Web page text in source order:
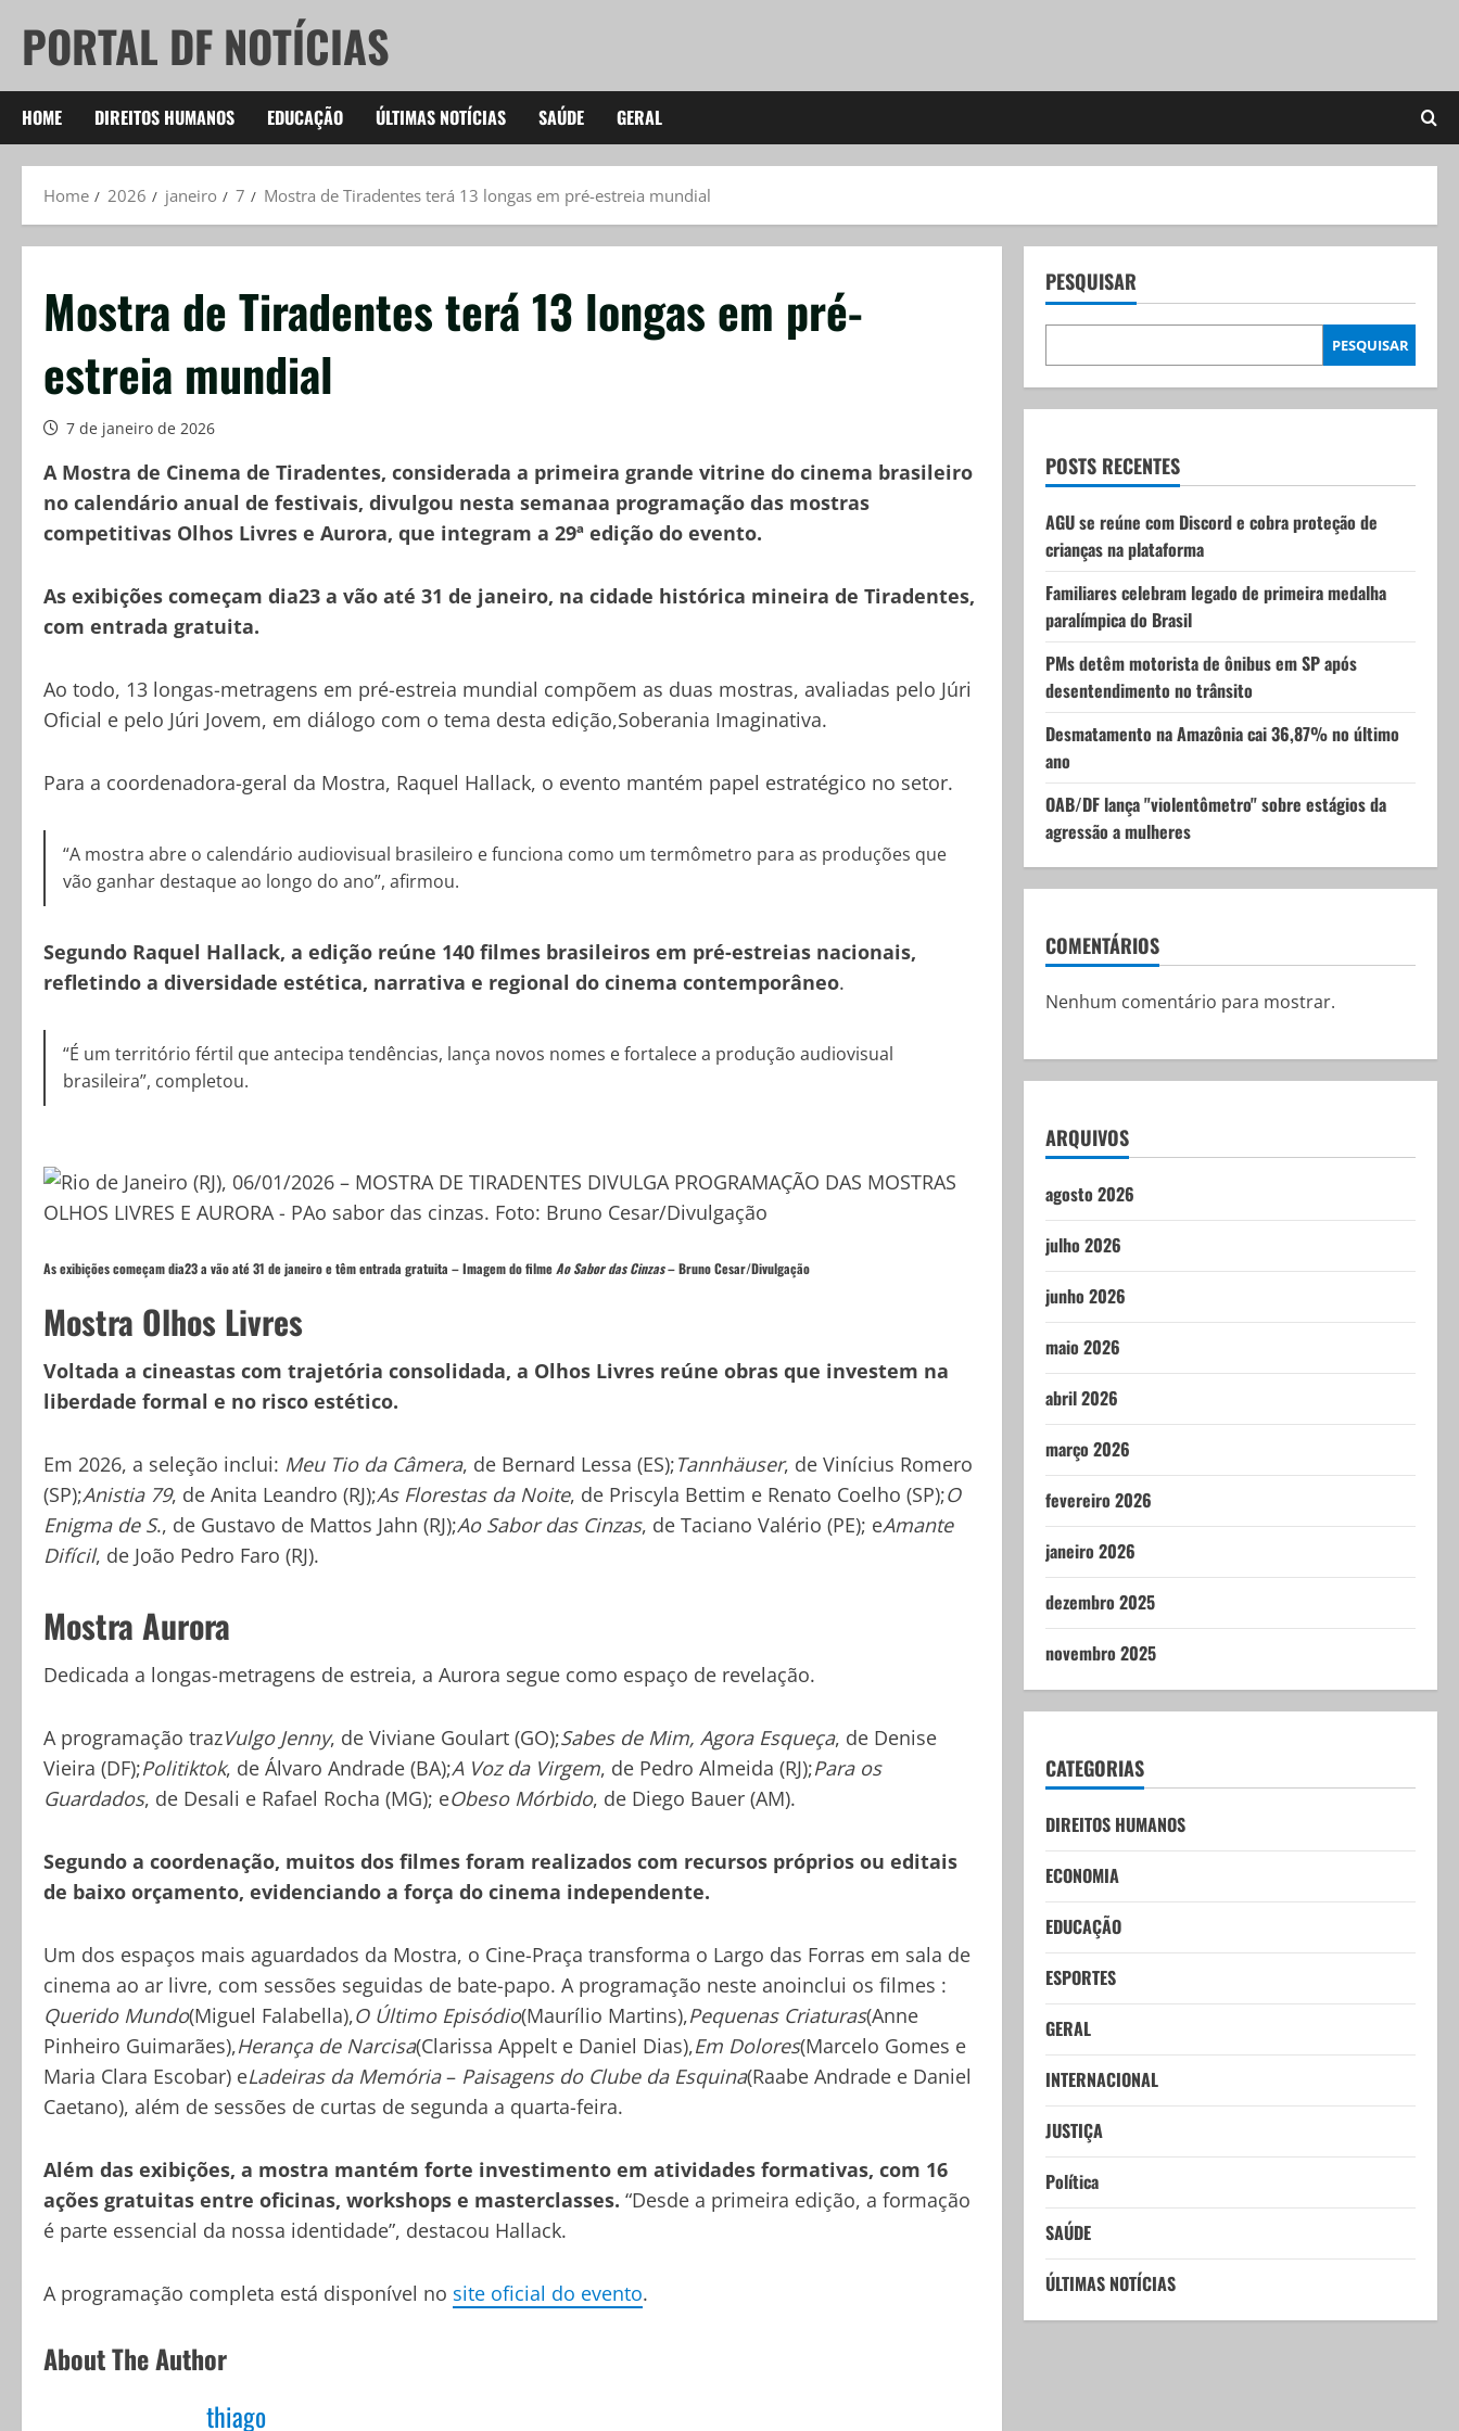
content
PORTAL DF NOTÍCIAS
HOME DIREITOS HUMANOS EDUCAÇÃO ÚLTIMAS NOTÍCIAS SAÚDE GERAL
Home 2026 janeiro 7 Mostra de Tiradentes terá 13 longas em pré-estreia mundial
Mostra de Tiradentes terá 13 longas em pré-
estreia mundial
7 de janeiro de 2026
A Mostra de Cinema de Tiradentes, considerada a primeira grande vitrine do cinema brasileiro
no calendário anual de festivais, divulgou nesta semanaa programação das mostras
competitivas Olhos Livres e Aurora, que integram a 29ª edição do evento.
As exibições começam dia23 a vão até 31 de janeiro, na cidade histórica mineira de Tiradentes,
com entrada gratuita.
Ao todo, 13 longas-metragens em pré-estreia mundial compõem as duas mostras, avaliadas pelo Júri
Oficial e pelo Júri Jovem, em diálogo com o tema desta edição,Soberania Imaginativa.
Para a coordenadora-geral da Mostra, Raquel Hallack, o evento mantém papel estratégico no setor.
“A mostra abre o calendário audiovisual brasileiro e funciona como um termômetro para as produções que
vão ganhar destaque ao longo do ano”, afirmou.
Segundo Raquel Hallack, a edição reúne 140 filmes brasileiros em pré-estreias nacionais,
refletindo a diversidade estética, narrativa e regional do cinema contemporâneo.
“É um território fértil que antecipa tendências, lança novos nomes e fortalece a produção audiovisual
brasileira”, completou.
As exibições começam dia23 a vão até 31 de janeiro e têm entrada gratuita – Imagem do filme Ao Sabor das Cinzas–Bruno Cesar/Divulgação
Mostra Olhos Livres
Voltada a cineastas com trajetória consolidada, a Olhos Livres reúne obras que investem na
liberdade formal e no risco estético.
Em 2026, a seleção inclui: Meu Tio da Câmera, de Bernard Lessa (ES);Tannhäuser, de Vinícius Romero
(SP);Anistia 79, de Anita Leandro (RJ);As Florestas da Noite, de Priscyla Bettim e Renato Coelho (SP);O
Enigma de S., de Gustavo de Mattos Jahn (RJ);Ao Sabor das Cinzas, de Taciano Valério (PE); eAmante
Difícil, de João Pedro Faro (RJ).
Mostra Aurora
Dedicada a longas-metragens de estreia, a Aurora segue como espaço de revelação.
A programação trazVulgo Jenny, de Viviane Goulart (GO);Sabes de Mim, Agora Esqueça, de Denise
Vieira (DF);Politiktok, de Álvaro Andrade (BA);A Voz da Virgem, de Pedro Almeida (RJ);Para os
Guardados, de Desali e Rafael Rocha (MG); eObeso Mórbido, de Diego Bauer (AM).
Segundo a coordenação, muitos dos filmes foram realizados com recursos próprios ou editais
de baixo orçamento, evidenciando a força do cinema independente.
Um dos espaços mais aguardados da Mostra, o Cine-Praça transforma o Largo das Forras em sala de
cinema ao ar livre, com sessões seguidas de bate-papo. A programação neste anoinclui os filmes :
Querido Mundo(Miguel Falabella),O Último Episódio(Maurílio Martins),Pequenas Criaturas(Anne
Pinheiro Guimarães),Herança de Narcisa(Clarissa Appelt e Daniel Dias),Em Dolores(Marcelo Gomes e
Maria Clara Escobar) eLadeiras da Memória– Paisagens do Clube da Esquina(Raabe Andrade e Daniel
Caetano), além de sessões de curtas de segunda a quarta-feira.
Além das exibições, a mostra mantém forte investimento em atividades formativas, com 16
ações gratuitas entre oficinas, workshops e masterclasses. “Desde a primeira edição, a formação
é parte essencial da nossa identidade”, destacou Hallack.
A programação completa está disponível no site oficial do evento.
About The Author
thiago
PESQUISAR
PESQUISAR
POSTS RECENTES
AGU se reúne com Discord e cobra proteção de
crianças na plataforma
Familiares celebram legado de primeira medalha
paralímpica do Brasil
PMs detêm motorista de ônibus em SP após
desentendimento no trânsito
Desmatamento na Amazônia cai 36,87% no último
ano
OAB/DF lança "violentômetro" sobre estágios da
agressão a mulheres
COMENTÁRIOS
Nenhum comentário para mostrar.
ARQUIVOS
agosto 2026
julho 2026
junho 2026
maio 2026
abril 2026
março 2026
fevereiro 2026
janeiro 2026
dezembro 2025
novembro 2025
CATEGORIAS
DIREITOS HUMANOS
ECONOMIA
EDUCAÇÃO
ESPORTES
GERAL
INTERNACIONAL
JUSTIÇA
Política
SAÚDE
ÚLTIMAS NOTÍCIAS